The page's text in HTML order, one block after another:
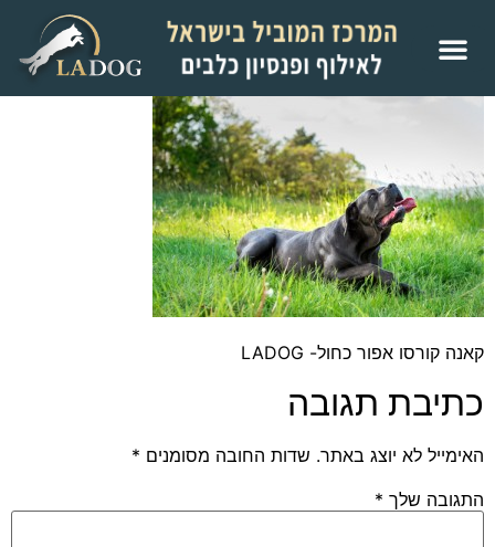
קאנה קורסו אפור כחול- LADOG
כתיבת תגובה
האימייל לא יוצג באתר. שדות החובה מסומנים *
התגובה שלך *